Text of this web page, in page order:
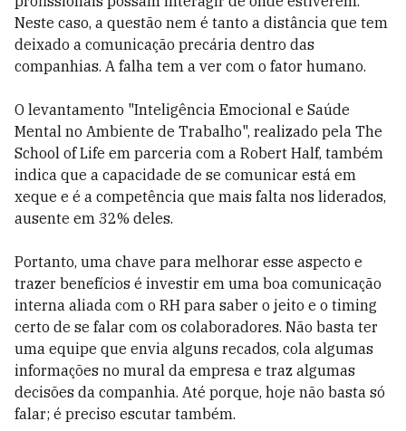
Neste caso, a questão nem é tanto a distância que tem
deixado a comunicação precária dentro das
companhias. A falha tem a ver com o fator humano.
O levantamento "Inteligência Emocional e Saúde
Mental no Ambiente de Trabalho", realizado pela The
School of Life em parceria com a Robert Half, também
indica que a capacidade de se comunicar está em
xeque e é a competência que mais falta nos liderados,
ausente em 32% deles.
Portanto, uma chave para melhorar esse aspecto e
trazer benefícios é investir em uma boa comunicação
interna aliada com o RH para saber o jeito e o timing
certo de se falar com os colaboradores. Não basta ter
uma equipe que envia alguns recados, cola algumas
informações no mural da empresa e traz algumas
decisões da companhia. Até porque, hoje não basta só
falar; é preciso escutar também.